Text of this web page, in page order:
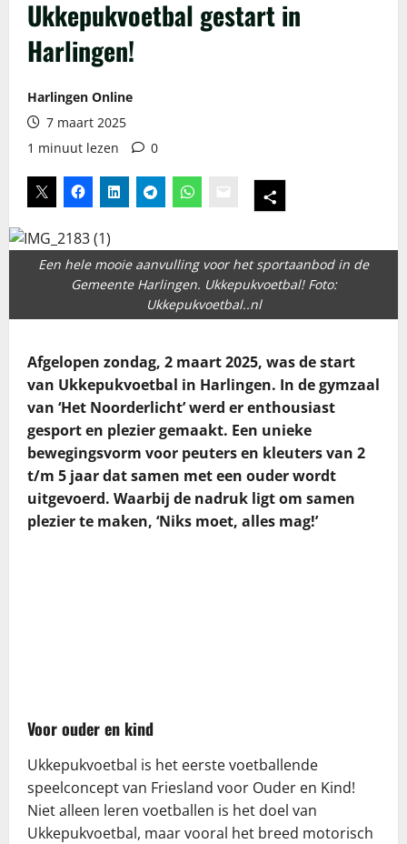
Ukkepukvoetbal gestart in
Harlingen!
Harlingen Online
7 maart 2025
1 minuut lezen
0
Een hele mooie aanvulling voor het sportaanbod in de
Gemeente Harlingen. Ukkepukvoetbal! Foto:
Ukkepukvoetbal..nl
Afgelopen zondag, 2 maart 2025, was de start
van Ukkepukvoetbal in Harlingen. In de gymzaal
van ‘Het Noorderlicht’ werd er enthousiast
gesport en plezier gemaakt. Een unieke
bewegingsvorm voor peuters en kleuters van 2
t/m 5 jaar dat samen met een ouder wordt
uitgevoerd. Waarbij de nadruk ligt om samen
plezier te maken, ‘Niks moet, alles mag!’
Voor ouder en kind
Ukkepukvoetbal is het eerste voetballende
speelconcept van Friesland voor Ouder en Kind!
Niet alleen leren voetballen is het doel van
Ukkepukvoetbal, maar vooral het breed motorisch